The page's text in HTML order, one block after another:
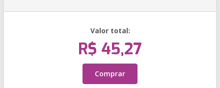
Valor total:
R$ 45,27
Comprar